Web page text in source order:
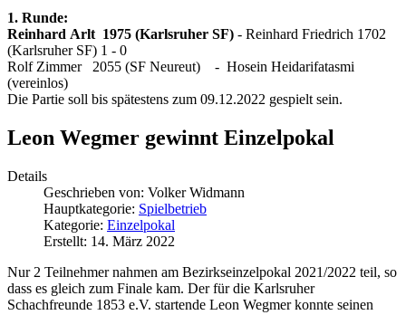
1. Runde:
Reinhard Arlt 1975 (Karlsruher SF) - Reinhard Friedrich 1702
(Karlsruher SF) 1 - 0
Rolf Zimmer 2055 (SF Neureut) - Hosein Heidarifatasmi
(vereinlos)
Die Partie soll bis spätestens zum 09.12.2022 gespielt sein.
Leon Wegmer gewinnt Einzelpokal
Details
Geschrieben von: Volker Widmann
Hauptkategorie: Spielbetrieb
Kategorie: Einzelpokal
Erstellt: 14. März 2022
Nur 2 Teilnehmer nahmen am Bezirkseinzelpokal 2021/2022 teil, so
dass es gleich zum Finale kam. Der für die Karlsruher
Schachfreunde 1853 e.V. startende Leon Wegmer konnte seinen